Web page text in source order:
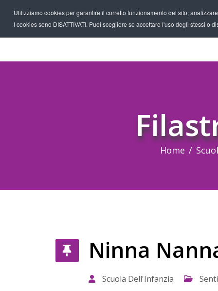
Utilizziamo cookies per garantire il corretto funzionamento del sito,
I cookies sono DISATTIVATI. Puoi scegliere se accettare l'uso degli stessi o
Home
Ninna
Scuola Dell'Infanzia